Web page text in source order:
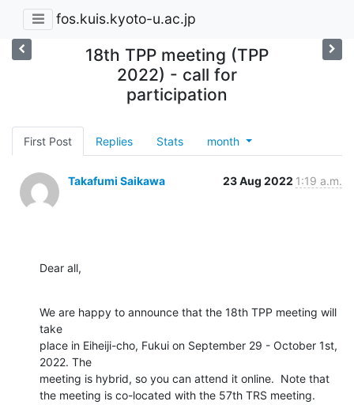
fos.kuis.kyoto-u.ac.jp
18th TPP meeting (TPP
2022) - call for
participation
First Post Replies Stats month
Takafumi Saikawa 23 Aug 2022 1:19 a.m.
Dear all,
We are happy to announce that the 18th TPP meeting will
take
place in Eiheiji-cho, Fukui on September 29 - October 1st,
2022. The
meeting is hybrid, so you can attend it online.  Note that
the meeting is co-located with the 57th TRS meeting.